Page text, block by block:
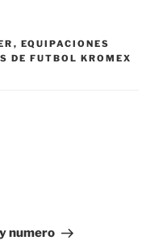
, EQUIPACIONES
DE FUTBOL KROMEX
numero